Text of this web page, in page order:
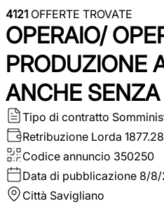
4121 OFFERTE TROVATE
OPERAIO/
PRODUZIONE
ANCHE
Tipo di contratto
Retribuzione Lorda
Codice annuncio 350250
Data di pubblicazione 8/8/
Città Savigliano